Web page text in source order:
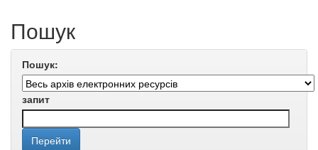
Пошук
Пошук:
запит